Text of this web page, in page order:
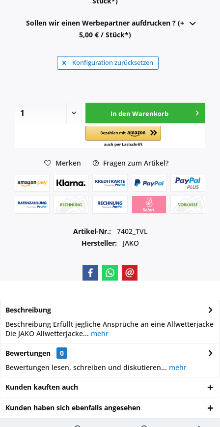
Sollen wir einen Werbepartner aufdrucken ? (+
5,00 € / Stück*)
Konfiguration zurücksetzen
In den Warenkorb
Merken Fragen zum Artikel?
Artikel-Nr.:
7402_TVL
Hersteller:
JAKO
Beschreibung
Beschreibung Erfüllt jegliche Ansprüche an eine Allwetterjacke
Die JAKO Allwetterjacke... mehr
Bewertungen
0
Bewertungen lesen, schreiben und diskutieren... mehr
Kunden kauften auch
Kunden haben sich ebenfalls angesehen